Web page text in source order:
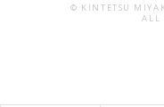
© KINTETSU
ALL